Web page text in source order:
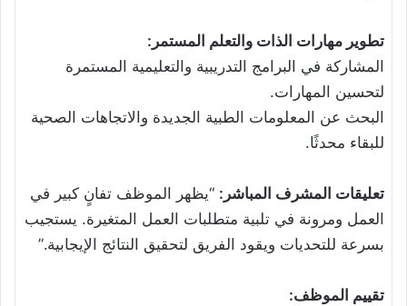
تطوير مهارات الذات والتعلم المستمر:
المشاركة في البرامج التدريبية والتعليمية المستمرة
لتحسين المهارات.
البحث عن المعلومات الطبية الجديدة والاتجاهات الصحية
للبقاء محدثًا.
تعليقات المشرف المباشر: “يظهر الموظف تفانٍ كبير في
العمل ومرونة في تلبية متطلبات العمل المتغيرة. يستجيب
بسرعة للتحديات ويقود الفريق لتحقيق النتائج الإيجابية.”
تقييم الموظف: